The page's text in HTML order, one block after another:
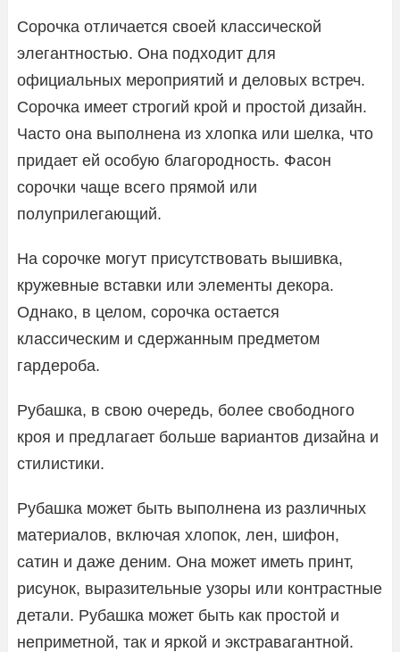
Сорочка отличается своей классической
элегантностью. Она подходит для
официальных мероприятий и деловых встреч.
Сорочка имеет строгий крой и простой дизайн.
Часто она выполнена из хлопка или шелка, что
придает ей особую благородность. Фасон
сорочки чаще всего прямой или
полуприлегающий.
На сорочке могут присутствовать вышивка,
кружевные вставки или элементы декора.
Однако, в целом, сорочка остается
классическим и сдержанным предметом
гардероба.
Рубашка, в свою очередь, более свободного
кроя и предлагает больше вариантов дизайна и
стилистики.
Рубашка может быть выполнена из различных
материалов, включая хлопок, лен, шифон,
сатин и даже деним. Она может иметь принт,
рисунок, выразительные узоры или контрастные
детали. Рубашка может быть как простой и
неприметной, так и яркой и экстравагантной.